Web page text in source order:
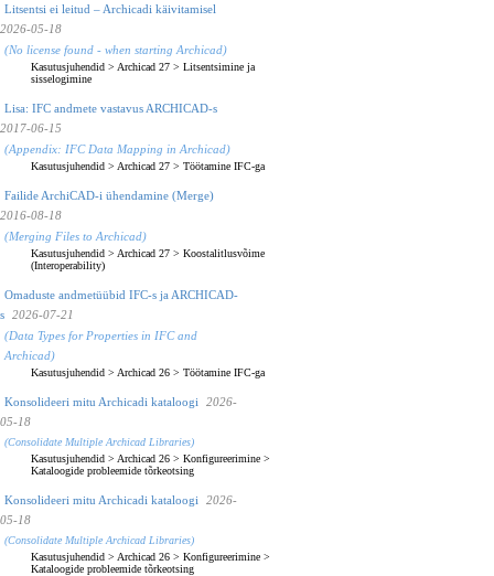
Litsentsi ei leitud – Archicadi käivitamisel
2026-05-18
(No license found - when starting Archicad)
Kasutusjuhendid > Archicad 27 > Litsentsimine ja
sisselogimine
Lisa: IFC andmete vastavus ARCHICAD-s
2017-06-15
(Appendix: IFC Data Mapping in Archicad)
Kasutusjuhendid > Archicad 27 > Töötamine IFC-ga
Failide ArchiCAD-i ühendamine (Merge)
2016-08-18
(Merging Files to Archicad)
Kasutusjuhendid > Archicad 27 > Koostalitlusvõime
(Interoperability)
Omaduste andmetüübid IFC-s ja ARCHICAD-
s
2026-07-21
(Data Types for Properties in IFC and
Archicad)
Kasutusjuhendid > Archicad 26 > Töötamine IFC-ga
Konsolideeri mitu Archicadi kataloogi
2026-
05-18
(Consolidate Multiple Archicad Libraries)
Kasutusjuhendid > Archicad 26 > Konfigureerimine >
Kataloogide probleemide tõrkeotsing
Konsolideeri mitu Archicadi kataloogi
2026-
05-18
(Consolidate Multiple Archicad Libraries)
Kasutusjuhendid > Archicad 26 > Konfigureerimine >
Kataloogide probleemide tõrkeotsing